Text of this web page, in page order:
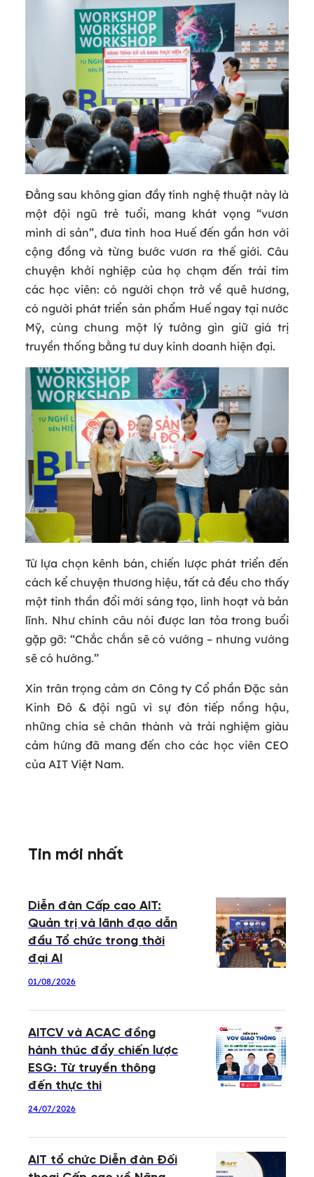
Đằng sau không gian đầy tính nghệ thuật này là
một đội ngũ trẻ tuổi, mang khát vọng “vươn
mình di sản”, đưa tinh hoa Huế đến gần hơn với
cộng đồng và từng bước vươn ra thế giới. Câu
chuyện khởi nghiệp của họ chạm đến trái tim
các học viên: có người chọn trở về quê hương,
có người phát triển sản phẩm Huế ngay tại nước
Mỹ, cùng chung một lý tưởng gìn giữ giá trị
truyền thống bằng tư duy kinh doanh hiện đại.
Từ lựa chọn kênh bán, chiến lược phát triển đến
cách kể chuyện thương hiệu, tất cả đều cho thấy
một tinh thần đổi mới sáng tạo, linh hoạt và bản
lĩnh. Như chính câu nói được lan tỏa trong buổi
gặp gỡ: “Chắc chắn sẽ có vướng – nhưng vướng
sẽ có hướng.”
Xin trân trọng cảm ơn Công ty Cổ phần Đặc sản
Kinh Đô & đội ngũ vì sự đón tiếp nồng hậu,
những chia sẻ chân thành và trải nghiệm giàu
cảm hứng đã mang đến cho các học viên CEO
của AIT Việt Nam.
Tin mới nhất
Diễn đàn Cấp cao AIT:
Quản trị và lãnh đạo dẫn
đầu Tổ chức trong thời
đại AI
01/08/2026
AITCV và ACAC đồng
hành thúc đẩy chiến lược
ESG: Từ truyền thông
đến thực thi
24/07/2026
AIT tổ chức Diễn đàn Đối